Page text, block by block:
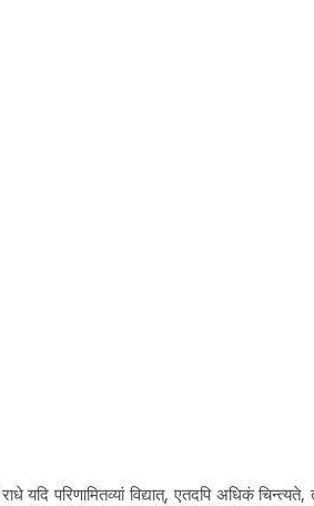
यदि परिणामितव्यां विद्यात्, एतदपि अधिकं चिन्त्यते,